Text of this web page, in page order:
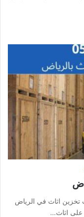
اثاث في الرياض
على اثاث…